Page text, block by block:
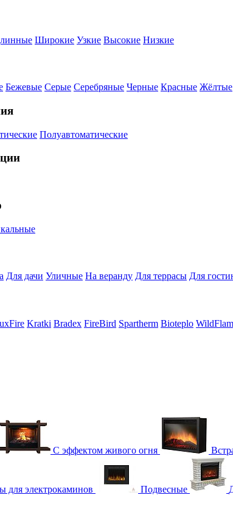
Широкие Узкие Высокие Низкие
Бежевые Серые Серебряные Черные Красные Жёлтые
Полуавтоматические
Для дачи Уличные На веранду Для террасы Для
Kratki Bradex FireBird Spartherm Bioteplo
С эффектом живого огня
для электрокаминов Подвесные